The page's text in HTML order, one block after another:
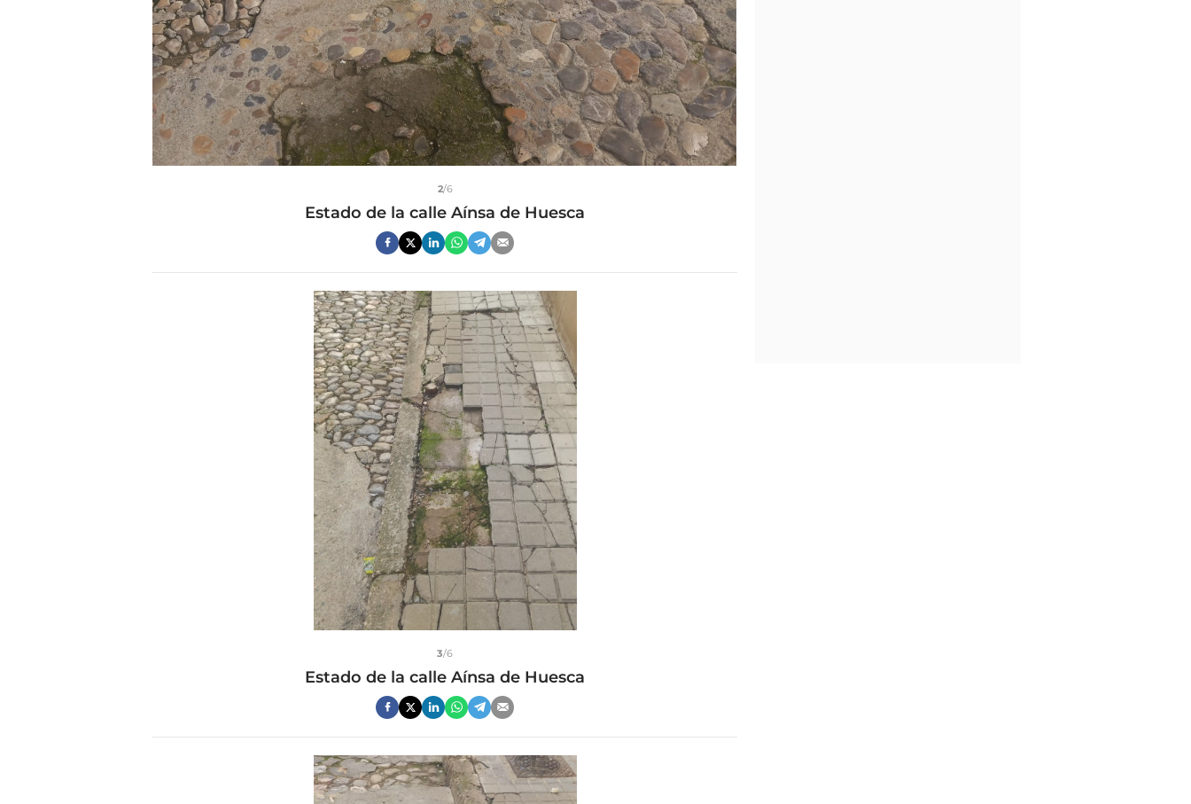
2/6
Estado de la calle Aínsa de Huesca
3/6
Estado de la calle Aínsa de Huesca